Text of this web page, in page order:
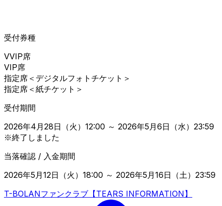
受付券種
VVIP席
VIP席
指定席＜デジタルフォトチケット＞
指定席＜紙チケット＞
受付期間
2026年4月28日（火）12:00 ～ 2026年5月6日（水）23:59
※終了しました
当落確認 / 入金期間
2026年5月12日（火）18:00 ～ 2026年5月16日（土）23:59
T-BOLANファンクラブ【TEARS INFORMATION】